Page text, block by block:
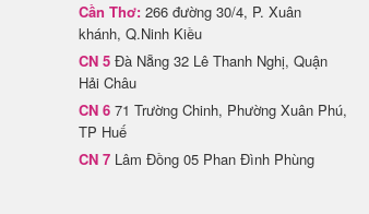
Cần Thơ: 266 đường 30/4, P. Xuân
khánh, Q.Ninh Kiều
CN 5 Đà Nẵng 32 Lê Thanh Nghị, Quận
Hải Châu
CN 6 71 Trường Chinh, Phường Xuân Phú,
TP Huế
CN 7 Lâm Đồng 05 Phan Đình Phùng